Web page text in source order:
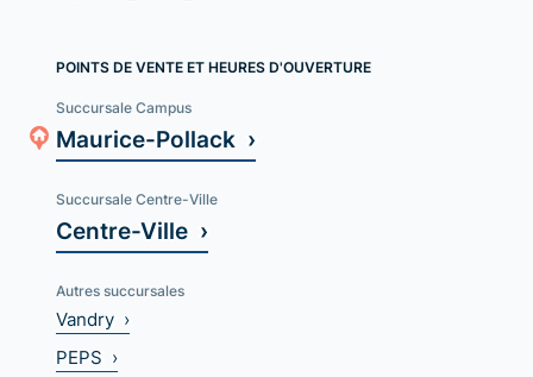
POINTS DE VENTE ET HEURES D'OUVERTURE
Succursale Campus
Maurice-Pollack ›
Succursale Centre-Ville
Centre-Ville ›
Autres succursales
Vandry ›
PEPS ›